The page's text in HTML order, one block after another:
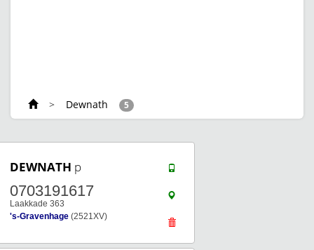
> Dewnath 5
DEWNATH p
0703191617
Laakkade 363
's-Gravenhage (2521XV)